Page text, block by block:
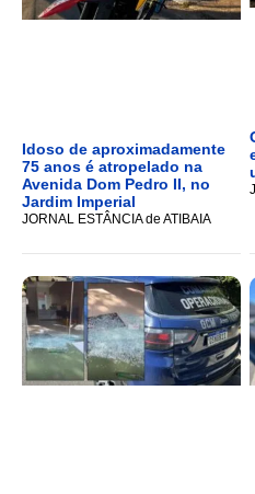
Idoso de aproximadamente
75 anos é atropelado na
Avenida Dom Pedro II, no
Jardim Imperial
JORNAL ESTÂNCIA de ATIBAIA